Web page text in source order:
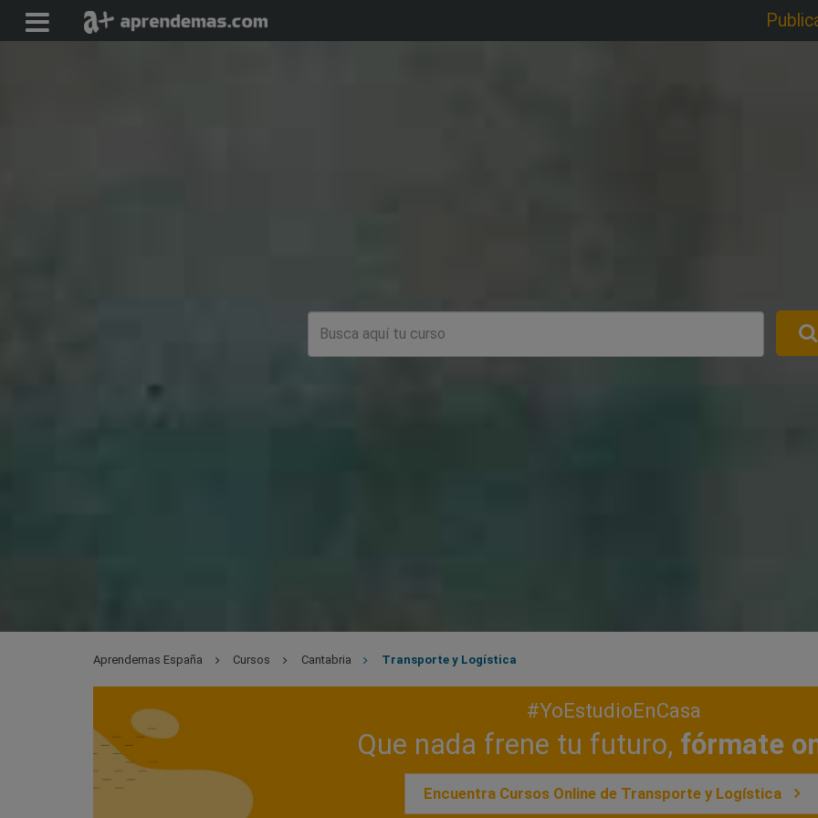
Aprendemas España Cursos Cantabria Transporte y Logística
#YoEstudioEnCasa
Que nada frene tu futuro, fórmate
Encuentra Cursos Online de Transporte y Logística